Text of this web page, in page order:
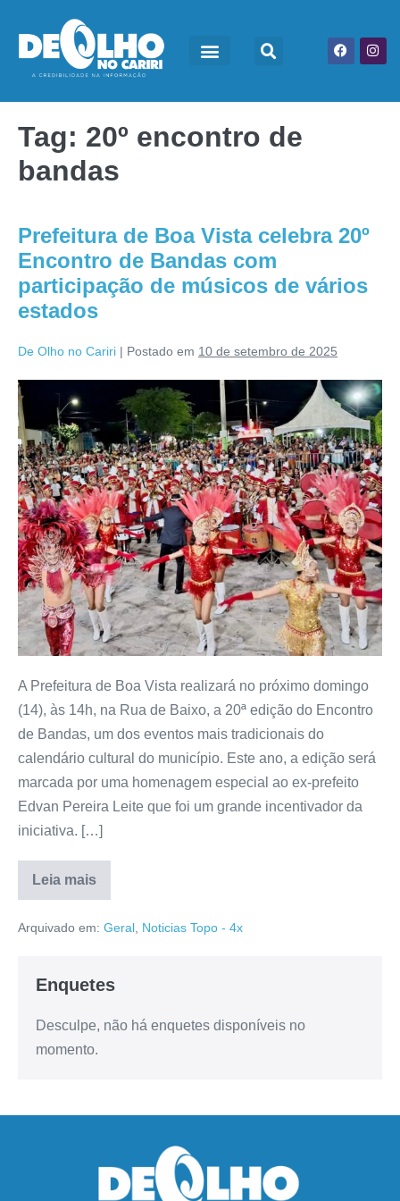
Tag: 20º encontro de
bandas
Prefeitura de Boa Vista celebra 20º
Encontro de Bandas com
participação de músicos de vários
estados
De Olho no Cariri | Postado em 10 de setembro de 2025
A Prefeitura de Boa Vista realizará no próximo domingo
(14), às 14h, na Rua de Baixo, a 20ª edição do Encontro
de Bandas, um dos eventos mais tradicionais do
calendário cultural do município. Este ano, a edição será
marcada por uma homenagem especial ao ex-prefeito
Edvan Pereira Leite que foi um grande incentivador da
iniciativa. […]
Leia mais
Arquivado em: Geral, Noticias Topo - 4x
Enquetes
Desculpe, não há enquetes disponíveis no
momento.